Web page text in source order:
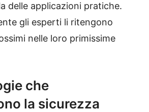
delle applicazioni pratiche.
gli esperti li ritengono
nelle loro primissime
che
la sicurezza